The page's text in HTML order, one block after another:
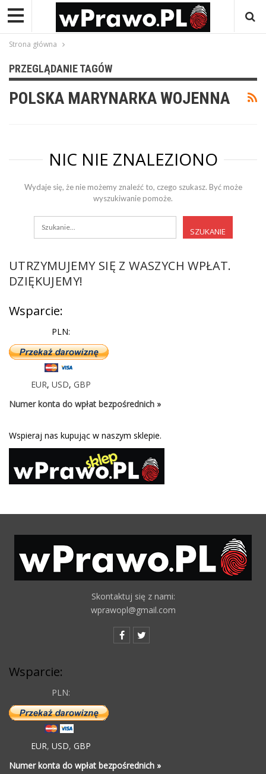
Strona główna
PRZEGLĄDANIE TAGÓW
POLSKA MARYNARKA WOJENNA
NIC NIE ZNALEZIONO
Wydaje się, że nie możemy znaleźć to, czego szukasz. Być może
wyszukiwanie pomoże.
UTRZYMUJEMY SIĘ Z WASZYCH WPŁAT.
DZIĘKUJEMY!
Wsparcie:
PLN:
EUR, USD, GBP
Numer konta do wpłat bezpośrednich »
Wspieraj nas kupując w naszym sklepie.
Skontaktuj się z nami:
wprawopl@gmail.com
Wsparcie:
PLN:
EUR, USD, GBP
Numer konta do wpłat bezpośrednich »